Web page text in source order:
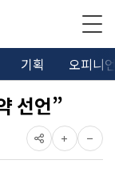
기획 오피니
선언”